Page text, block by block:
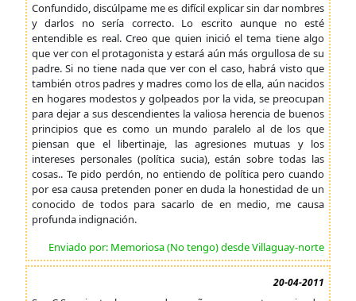
Confundido, discúlpame me es difícil explicar sin dar nombres
y darlos no sería correcto. Lo escrito aunque no esté
entendible es real. Creo que quien inició el tema tiene algo
que ver con el protagonista y estará aún más orgullosa de su
padre. Si no tiene nada que ver con el caso, habrá visto que
también otros padres y madres como los de ella, aún nacidos
en hogares modestos y golpeados por la vida, se preocupan
para dejar a sus descendientes la valiosa herencia de buenos
principios que es como un mundo paralelo al de los que
piensan que el libertinaje, las agresiones mutuas y los
intereses personales (política sucia), están sobre todas las
cosas.. Te pido perdón, no entiendo de política pero cuando
por esa causa pretenden poner en duda la honestidad de un
conocido de todos para sacarlo de en medio, me causa
profunda indignación.
Enviado por: Memoriosa (No tengo) desde Villaguay-norte
20-04-2011